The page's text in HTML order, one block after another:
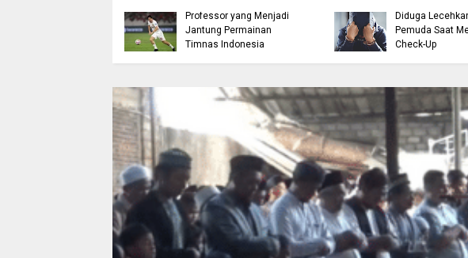
Professor yang Menjadi
Jantung Permainan
Timnas Indonesia
Diduga
Pemuda Saat
Check-Up